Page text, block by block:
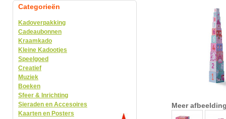
Meer
Categorieën
Kadoverpakking
Cadeaubonnen
Kraamkado
Kleine Kadootjes
Speelgoed
Creatief
Muziek
Boeken
Sfeer & Inrichting
Sieraden en Accesoires
Kaarten en Posters